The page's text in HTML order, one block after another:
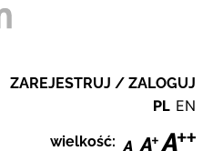
ZAREJESTRUJ / ZALOGUJ
PL EN
wielkość: